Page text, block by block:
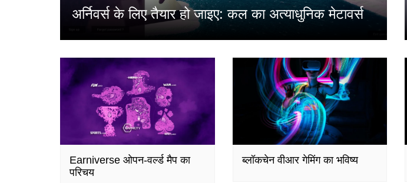
अर्निवर्स के लिए तैयार हो जाइए: कल का अत्याधुनिक मेटावर्स
Earniverse ओपन-वर्ल्ड मैप का
परिचय
ब्लॉकचेन वीआर गेमिंग का भविष्य